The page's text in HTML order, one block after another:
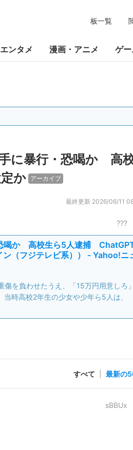
板一覧
エンタメ 漫画・アニメ ゲ
手に暴行・恐喝か 高
か アーカイブ
最終更新 2026/06/11
???
恐喝か 高校生ら5人逮捕
（フジテレビ系）） - Yahoo!ニ
を負わせたうえ、「15万円用意しろ」
時高校2年生の少女や少年ら5人は、
すべて 最新の
sBBUx